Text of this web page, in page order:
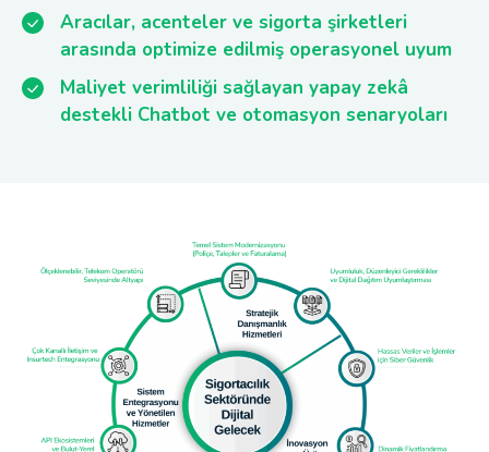
Aracılar, acenteler ve sigorta şirketleri
arasında optimize edilmiş operasyonel uyum
Maliyet verimliliği sağlayan yapay zekâ
destekli Chatbot ve otomasyon senaryoları